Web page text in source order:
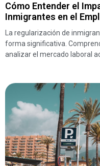
Cómo Entender el
Inmigrantes en el
La regularización de
forma significativa.
analizar el mercado laboral